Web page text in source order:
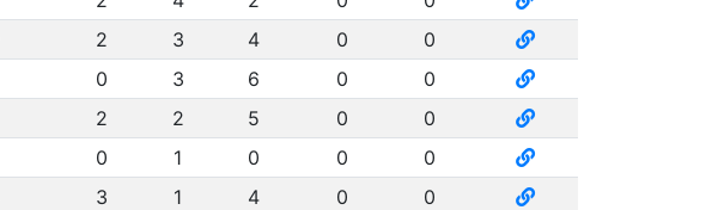
2 3 4 0
0
0 3 6 0
0
2 2 5 0
0
0 1 0 0
0
3 1 4 0
0